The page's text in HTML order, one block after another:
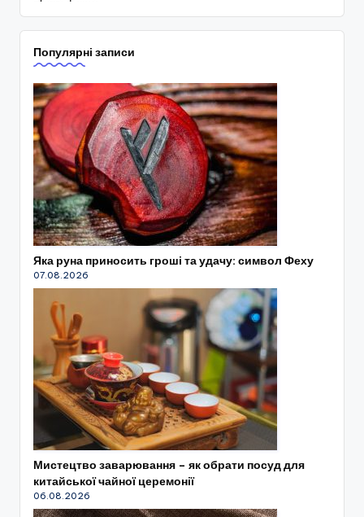
Популярні записи
Яка руна приносить гроші та удачу: символ Феху
07.08.2026
Мистецтво заварювання – як обрати посуд для
китайської чайної церемонії
06.08.2026